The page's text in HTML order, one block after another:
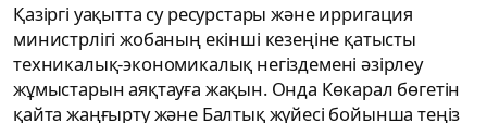
Қазіргі уақытта су ресурстары және ирригация
министрлігі жобаның екінші кезеңіне қатысты
техникалық-экономикалық негіздемені әзірлеу
жұмыстарын аяқтауға жақын. Онда Көкарал бөгетін
қайта жаңғырту және Балтық жүйесі бойынша теңіз